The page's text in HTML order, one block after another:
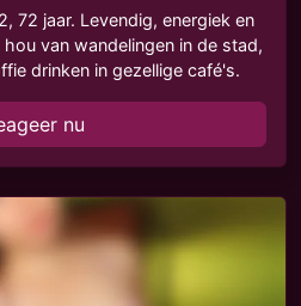
72 jaar. Levendig, energiek en
van wandelingen in de stad,
drinken in gezellige café's.
nu